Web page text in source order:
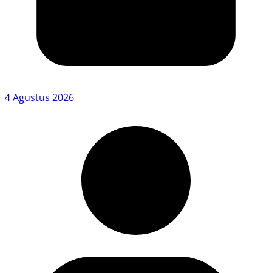
4 Agustus 2026